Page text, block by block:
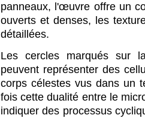
panneaux, l'œuvre offre un
ouverts et denses, les
détaillées.
Les cercles marqués sur
peuvent représenter des
corps célestes vus dans un
fois cette dualité entre le
indiquer des processus